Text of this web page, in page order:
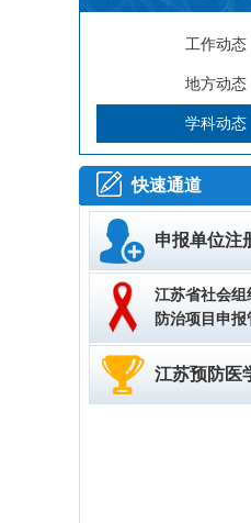
工作动态
地方动态
学科动态
快速通道
申报单位注
江苏省社会
防治项目申
江苏预防医